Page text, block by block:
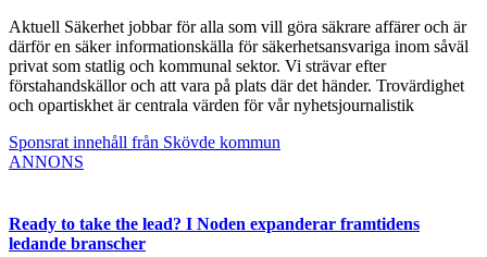
Aktuell Säkerhet jobbar för alla som vill göra säkrare affärer och är
därför en säker informationskälla för säkerhetsansvariga inom såväl
privat som statlig och kommunal sektor. Vi strävar efter
förstahandskällor och att vara på plats där det händer. Trovärdighet
och opartiskhet är centrala värden för vår nyhetsjournalistik
Sponsrat innehåll från Skövde kommun
ANNONS
Ready to take the lead? I Noden expanderar framtidens
ledande branscher